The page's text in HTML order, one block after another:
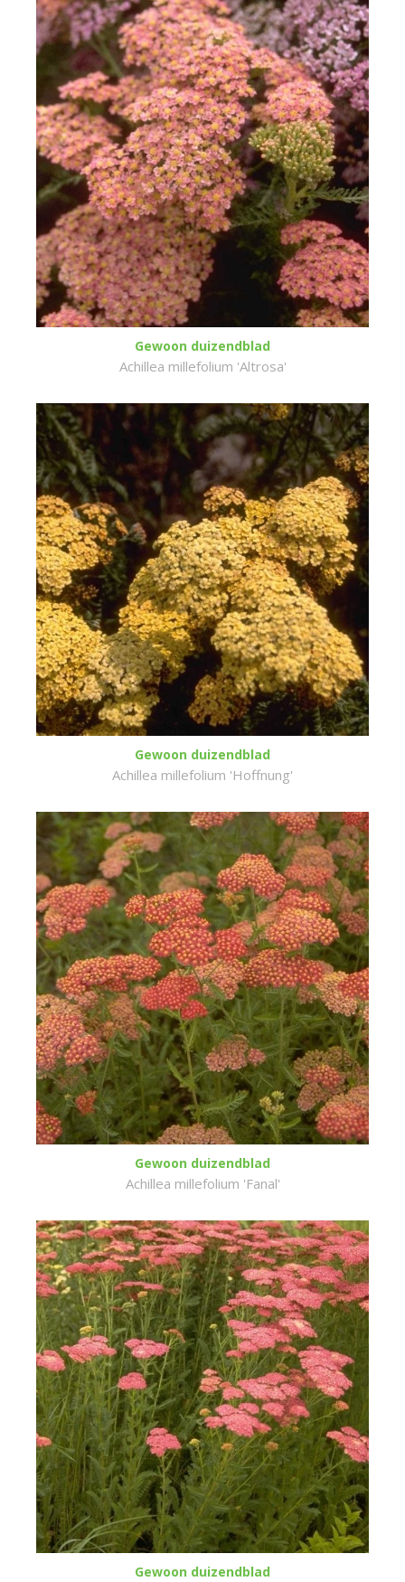
Gewoon duizendblad
Achillea millefolium 'Altrosa'
Gewoon duizendblad
Achillea millefolium 'Hoffnung'
Gewoon duizendblad
Achillea millefolium 'Fanal'
Gewoon duizendblad